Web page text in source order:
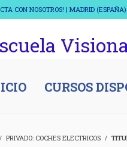
CON NOSOTROS! | MADRID
CURSOS
PRIVADO: COCHES ELECTRICOS